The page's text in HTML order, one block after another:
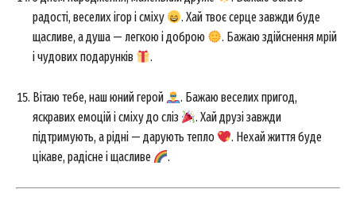
радості, веселих ігор і сміху
. Хай твоє серце завжди буде
щасливе, а душа — легкою і доброю
. Бажаю здійснення мрій
і чудових подарунків
.
Вітаю тебе, наш юний герой
. Бажаю веселих пригод,
яскравих емоцій і сміху до сліз
. Хай друзі завжди
підтримують, а рідні — дарують тепло
. Нехай життя буде
цікаве, радісне і щасливе
.